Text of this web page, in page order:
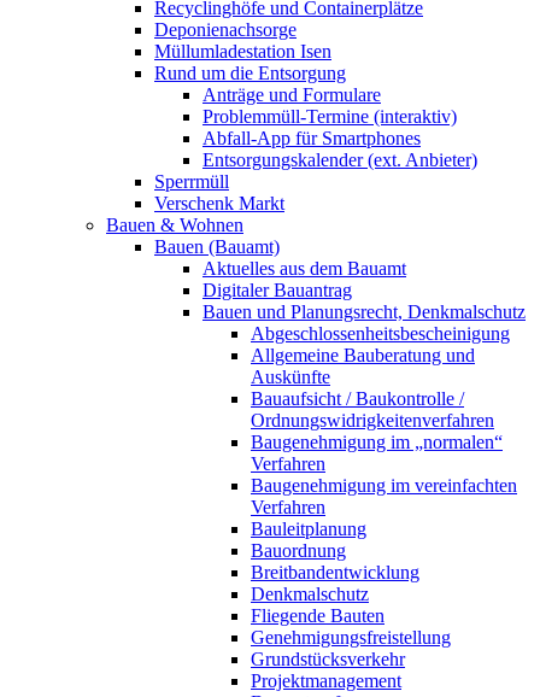
Recyclinghöfe und Containerplätze
Deponienachsorge
Müllumladestation Isen
Rund um die Entsorgung
Anträge und Formulare
Problemmüll-Termine (interaktiv)
Abfall-App für Smartphones
Entsorgungskalender (ext. Anbieter)
Sperrmüll
Verschenk Markt
Bauen & Wohnen
Bauen (Bauamt)
Aktuelles aus dem Bauamt
Digitaler Bauantrag
Bauen und Planungsrecht, Denkmalschutz
Abgeschlossenheitsbescheinigung
Allgemeine Bauberatung und
Auskünfte
Bauaufsicht / Baukontrolle /
Ordnungswidrigkeitenverfahren
Baugenehmigung im „normalen“
Verfahren
Baugenehmigung im vereinfachten
Verfahren
Bauleitplanung
Bauordnung
Breitbandentwicklung
Denkmalschutz
Fliegende Bauten
Genehmigungsfreistellung
Grundstücksverkehr
Projektmanagement